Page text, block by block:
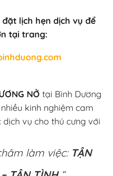
lịch hẹn dịch vụ để
tại trang:
NỞ tại Bình Dương
kinh nghiệm cam
vụ cho thú cưng với
làm việc: TẬN